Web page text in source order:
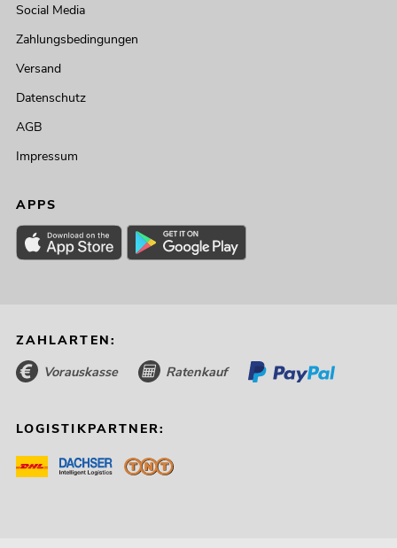
Social Media
Zahlungsbedingungen
Versand
Datenschutz
AGB
Impressum
APPS
ZAHLARTEN:
Vorauskasse Ratenkauf
LOGISTIKPARTNER: